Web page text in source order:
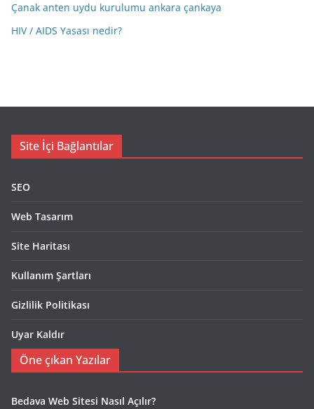
Çanak anten uydu kurulumu ankara çankaya
HIV / AIDS Yasası nedir?
Site İçi Bağlantılar
SEO
Web Tasarım
Site Haritası
Kullanım Şartları
Gizlilik Politikası
Uyar Kaldır
Öne çıkan Yazılar
Bedava Web Sitesi Nasıl Açılır?